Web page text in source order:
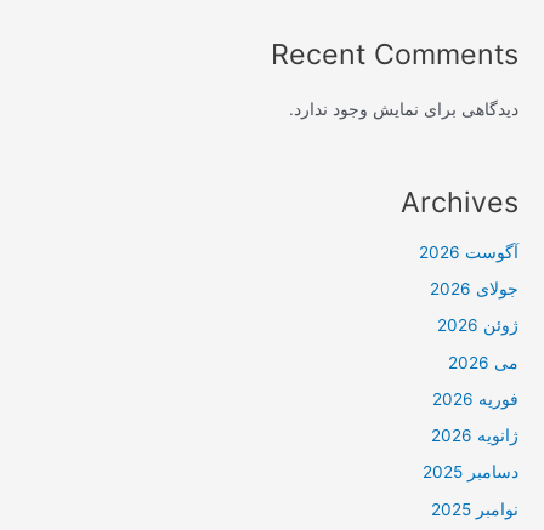
Recent Comments
دیدگاهی برای نمایش وجود ندارد.
Archives
آگوست 2026
جولای 2026
ژوئن 2026
می 2026
فوریه 2026
ژانویه 2026
دسامبر 2025
نوامبر 2025